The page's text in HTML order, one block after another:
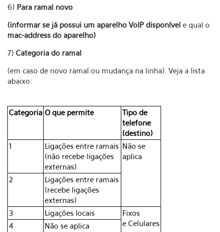
6) Para ramal novo
(informar se já possui um aparelho VoIP disponível e qual o
mac-address do aparelho)
7) Categoria do ramal
(em caso de novo ramal ou mudança na linha). Veja a lista
abaixo:
Categoria O que permite
Tipo de
telefone
(destino)
1
Ligações entre ramais
(não recebe ligações
externas)
Não se
aplica
2
Ligações entre ramais
(recebe ligações
externas)
3
Ligações locais
Fixos
e Celulares
4 Não se aplica